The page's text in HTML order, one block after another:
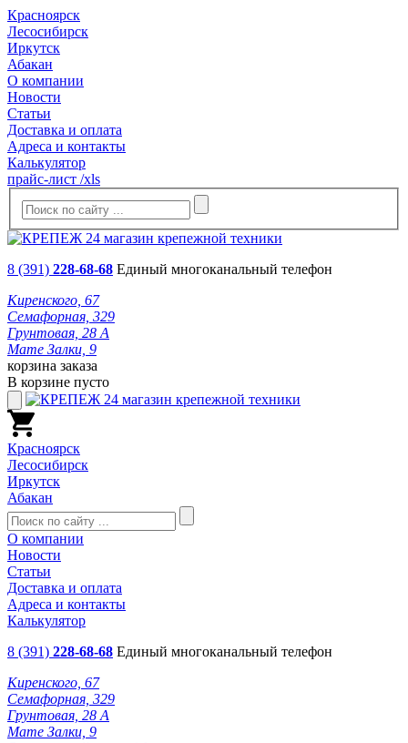
Красноярск
Лесосибирск
Иркутск
Абакан
О компании
Новости
Статьи
Доставка и оплата
Адреса и контакты
Калькулятор
прайс-лист /xls
8 (391) 228-68-68 Единый многоканальный телефон
Киренского, 67
Семафорная, 329
Грунтовая, 28 А
Мате Залки, 9
корзина заказа
В корзине пусто
Красноярск
Лесосибирск
Иркутск
Абакан
О компании
Новости
Статьи
Доставка и оплата
Адреса и контакты
Калькулятор
8 (391) 228-68-68 Единый многоканальный телефон
Киренского, 67
Семафорная, 329
Грунтовая, 28 А
Мате Залки, 9